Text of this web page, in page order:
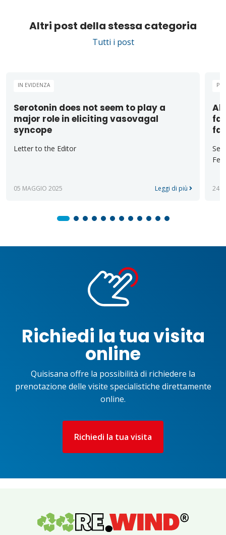
Altri post della stessa categoria
Tutti i post
IN EVIDENZA
Serotonin does not seem to play a
major role in eliciting vasovagal
syncope
Letter to the Editor
05 MAGGIO 2025 Leggi di più 24
Richiedi la tua visita
online
Quisisana offre la possibilità di richiedere la
prenotazione delle visite specialistiche direttamente
online.
Richiedi la tua visita